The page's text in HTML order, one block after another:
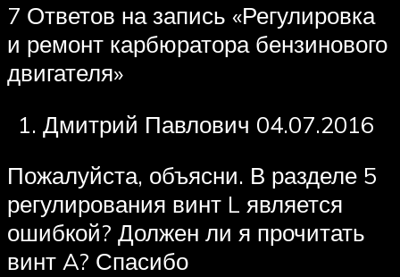
7 Ответов на запись «Регулировка
и ремонт карбюратора бензинового
двигателя»
Дмитрий Павлович 04.07.2016
Пожалуйста, объясни. В разделе 5
регулирования винт L является
ошибкой? Должен ли я прочитать
винт A? Спасибо